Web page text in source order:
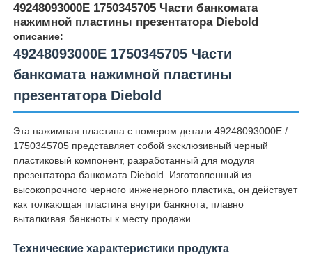
49248093000E 1750345705 Части банкомата
нажимной пластины презентатора Diebold
описание:
49248093000E 1750345705 Части
банкомата нажимной пластины
презентатора Diebold
Эта нажимная пластина с номером детали 49248093000E /
1750345705 представляет собой эксклюзивный черный
пластиковый компонент, разработанный для модуля
презентатора банкомата Diebold. Изготовленный из
высокопрочного черного инженерного пластика, он действует
как толкающая пластина внутри банкнота, плавно
выталкивая банкноты к месту продажи.
Технические характеристики продукта